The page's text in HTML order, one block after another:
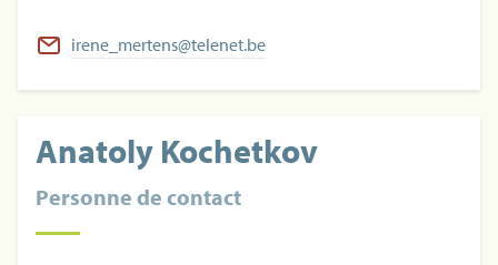
irene_mertens@telenet.be
Anatoly Kochetkov
Personne de contact